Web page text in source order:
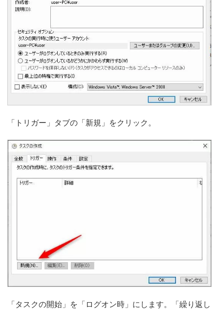
「トリガー」タブの「新規」をクリック。
「タスクの開始」を「ログオン時」にします。「繰り返し